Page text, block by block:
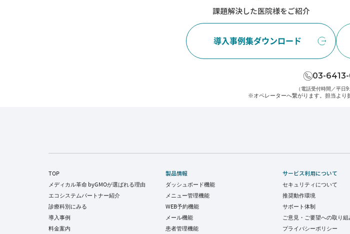
課題解決した医院様をご紹介
導入事例集ダウンロード
03-
（電話受付時間／平日
※オペレーターへ繋がります。 担当より
TOP
メディカル革命 byGMOが選ばれる理由
エコシステムパートナー紹介
診療科別にみる
導入事例
料金案内
製品情報
ダッシュボード機能
メニュー管理機能
WEB予約機能
メール機能
患者管理機能
サービス利用について
セキュリティについて
推奨動作環境
サポート体制
ご意見・ご要望への取り組
プライバシーポリシー